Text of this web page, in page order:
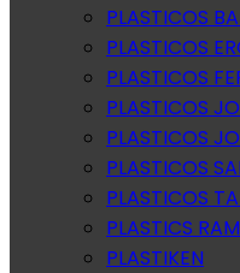
PLASTICOS
PLASTICOS
PLASTICOS
PLASTICOS
PLASTICOS
PLASTICOS
PLASTICOS
PLASTICS
PLASTIKEN